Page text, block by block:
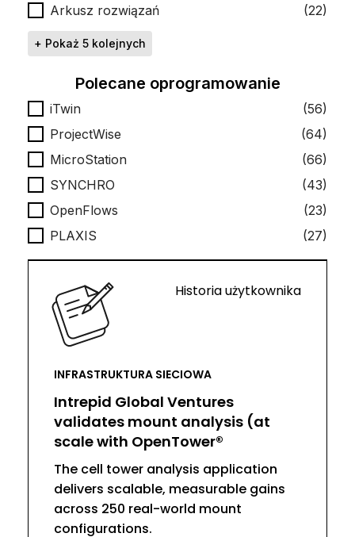
Arkusz rozwiązań
(22)
+ Pokaż 5 kolejnych
Polecane oprogramowanie
Polecane oprogramowanie
iTwin
(56)
ProjectWise
(64)
MicroStation
(66)
SYNCHRO
(43)
OpenFlows
(23)
PLAXIS
(27)
Historia użytkownika
INFRASTRUKTURA SIECIOWA
Intrepid Global Ventures
validates mount analysis (at
scale with OpenTower®
The cell tower analysis application
delivers scalable, measurable gains
across 250 real-world mount
configurations.